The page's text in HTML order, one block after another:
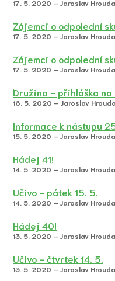
17. 5. 2020 – Jaroslav Hrouda
Zájemci o odpolední
17. 5. 2020 – Jaroslav Hrouda
Zájemci o odpolední
17. 5. 2020 – Jaroslav Hrouda
Družina - přihláška
16. 5. 2020 – Jaroslav Hrouda
Informace k nástupu
15. 5. 2020 – Jaroslav Hrouda
Hádej 41!
14. 5. 2020 – Jaroslav Hrouda
Učivo - pátek 15. 5.
14. 5. 2020 – Jaroslav Hrouda
Hádej 40!
13. 5. 2020 – Jaroslav Hrouda
Učivo - čtvrtek 14. 5.
13. 5. 2020 – Jaroslav Hrouda